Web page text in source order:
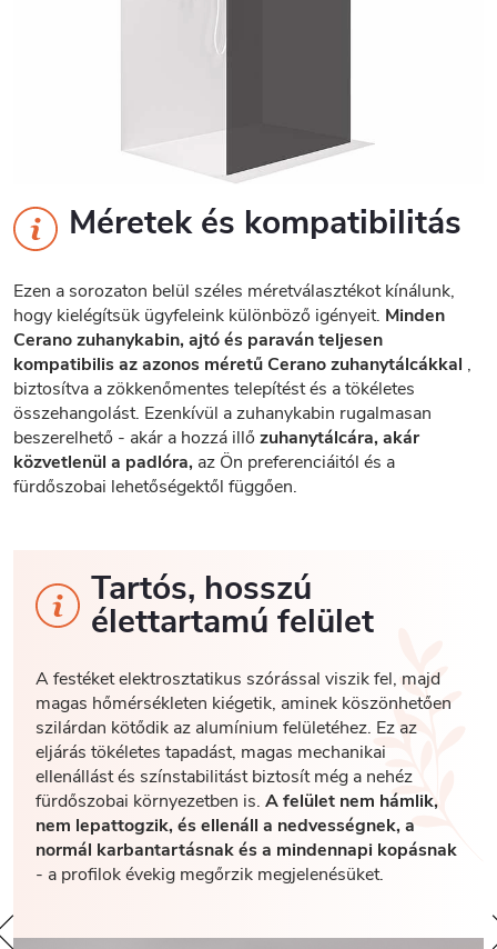
Méretek és kompatibilitás
Ezen a sorozaton belül széles méretválasztékot kínálunk,
hogy kielégítsük ügyfeleink különböző igényeit. Minden
Cerano zuhanykabin, ajtó és paraván teljesen
kompatibilis az azonos méretű Cerano zuhanytálcákkal ,
biztosítva a zökkenőmentes telepítést és a tökéletes
összehangolást. Ezenkívül a zuhanykabin rugalmasan
beszerelhető - akár a hozzá illő zuhanytálcára, akár
közvetlenül a padlóra, az Ön preferenciáitól és a
fürdőszobai lehetőségektől függően.
Tartós, hosszú
élettartamú felület
A festéket elektrosztatikus szórással viszik fel, majd
magas hőmérsékleten kiégetik, aminek köszönhetően
szilárdan kötődik az alumínium felületéhez. Ez az
eljárás tökéletes tapadást, magas mechanikai
ellenállást és színstabilitást biztosít még a nehéz
fürdőszobai környezetben is. A felület nem hámlik,
nem lepattogzik, és ellenáll a nedvességnek, a
normál karbantartásnak és a mindennapi kopásnak
- a profilok évekig megőrzik megjelenésüket.